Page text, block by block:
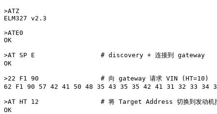
>ATZ
ELM327 v2.3
>ATE0
OK
>AT SP E                 # discovery + 连接到 gateway
OK
>22 F1 90                # 向 gateway 请求 VIN (HT=10)
62 F1 90 57 42 41 50 48 35 43 35 35 42 41 31 32 33 34
>AT HT 12                # 将 Target Address 切换到发动机控
OK